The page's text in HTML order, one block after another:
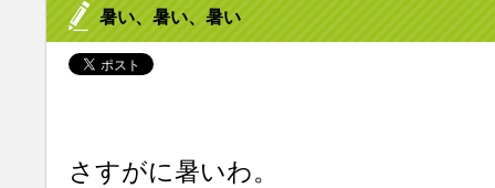
暑い、暑い、暑い
さすがに暑いわ。